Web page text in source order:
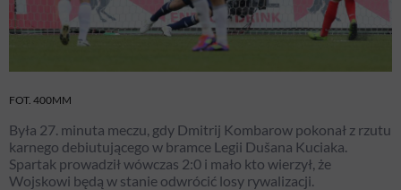
FOT. 400MM
Była 27. minuta meczu, gdy Dmitrij Kombarow pokonał z rzutu
karnego debiutującego w bramce Legii Dušana Kuciaka.
Spartak prowadził wówczas 2:0 i mało kto wierzył, że
Wojskowi będą w stanie odwrócić losy rywalizacji.